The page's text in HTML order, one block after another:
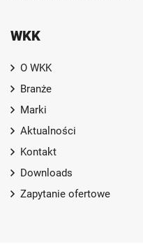
WKK
O WKK
Branże
Marki
Aktualności
Kontakt
Downloads
Zapytanie ofertowe